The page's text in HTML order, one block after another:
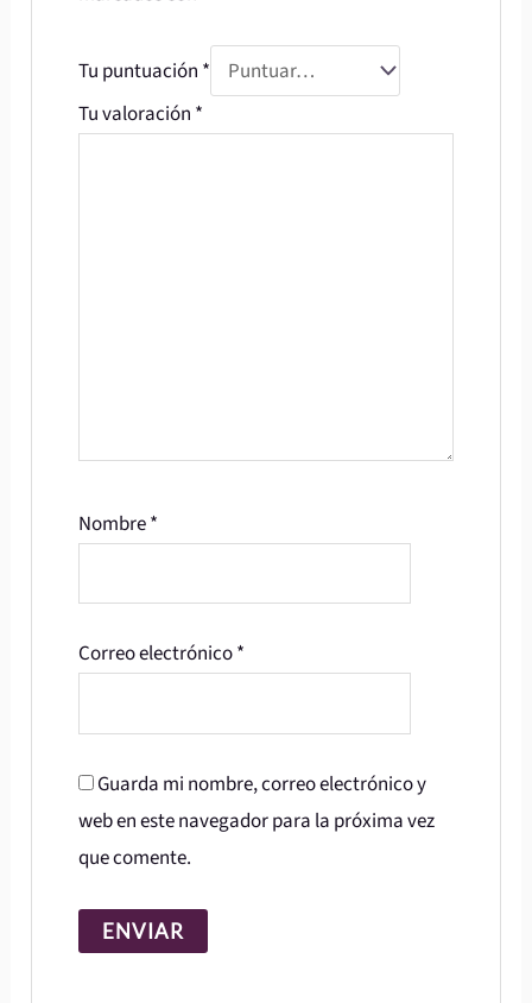
Tu puntuación *
Tu valoración *
Nombre*
Correo electrónico*
Guarda mi nombre, correo electrónico y
web en este navegador para la próxima vez
que comente.